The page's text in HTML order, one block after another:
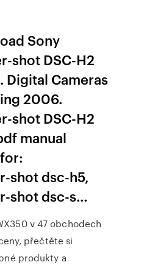
Sony
shot DSC-H2
Cameras
2006.
shot DSC-H2
manual
shot dsc-h5,
shot dsc-s…
v 47 obchodech
přečtěte si
produkty a